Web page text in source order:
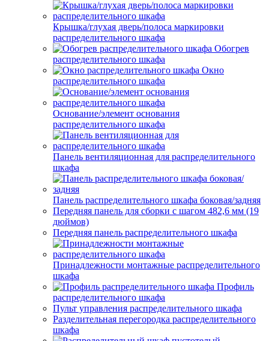
Крышка/глухая дверь/полоса маркировки
распределительного шкафа
Обогрев
распределительного шкафа
Окно
распределительного шкафа
Основание/элемент основания
распределительного шкафа
Панель вентиляционная для распределительного
шкафа
Панель распределительного шкафа боковая/задняя
Передняя панель для сборки с шагом 482,6 мм (19
дюймов)
Передняя панель распределительного шкафа
Принадлежности монтажные распределительного
шкафа
Профиль
распределительного шкафа
Пульт управления распределительного шкафа
Разделительная перегородка распределительного
шкафа